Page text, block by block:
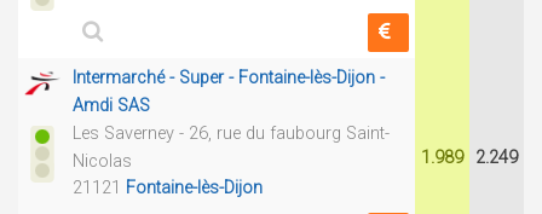
Intermarché - Super - Fontaine-lès-Dijon -
Amdi SAS
Les Saverney - 26, rue du faubourg Saint-
Nicolas
21121 Fontaine-lès-Dijon
1.989 2.249